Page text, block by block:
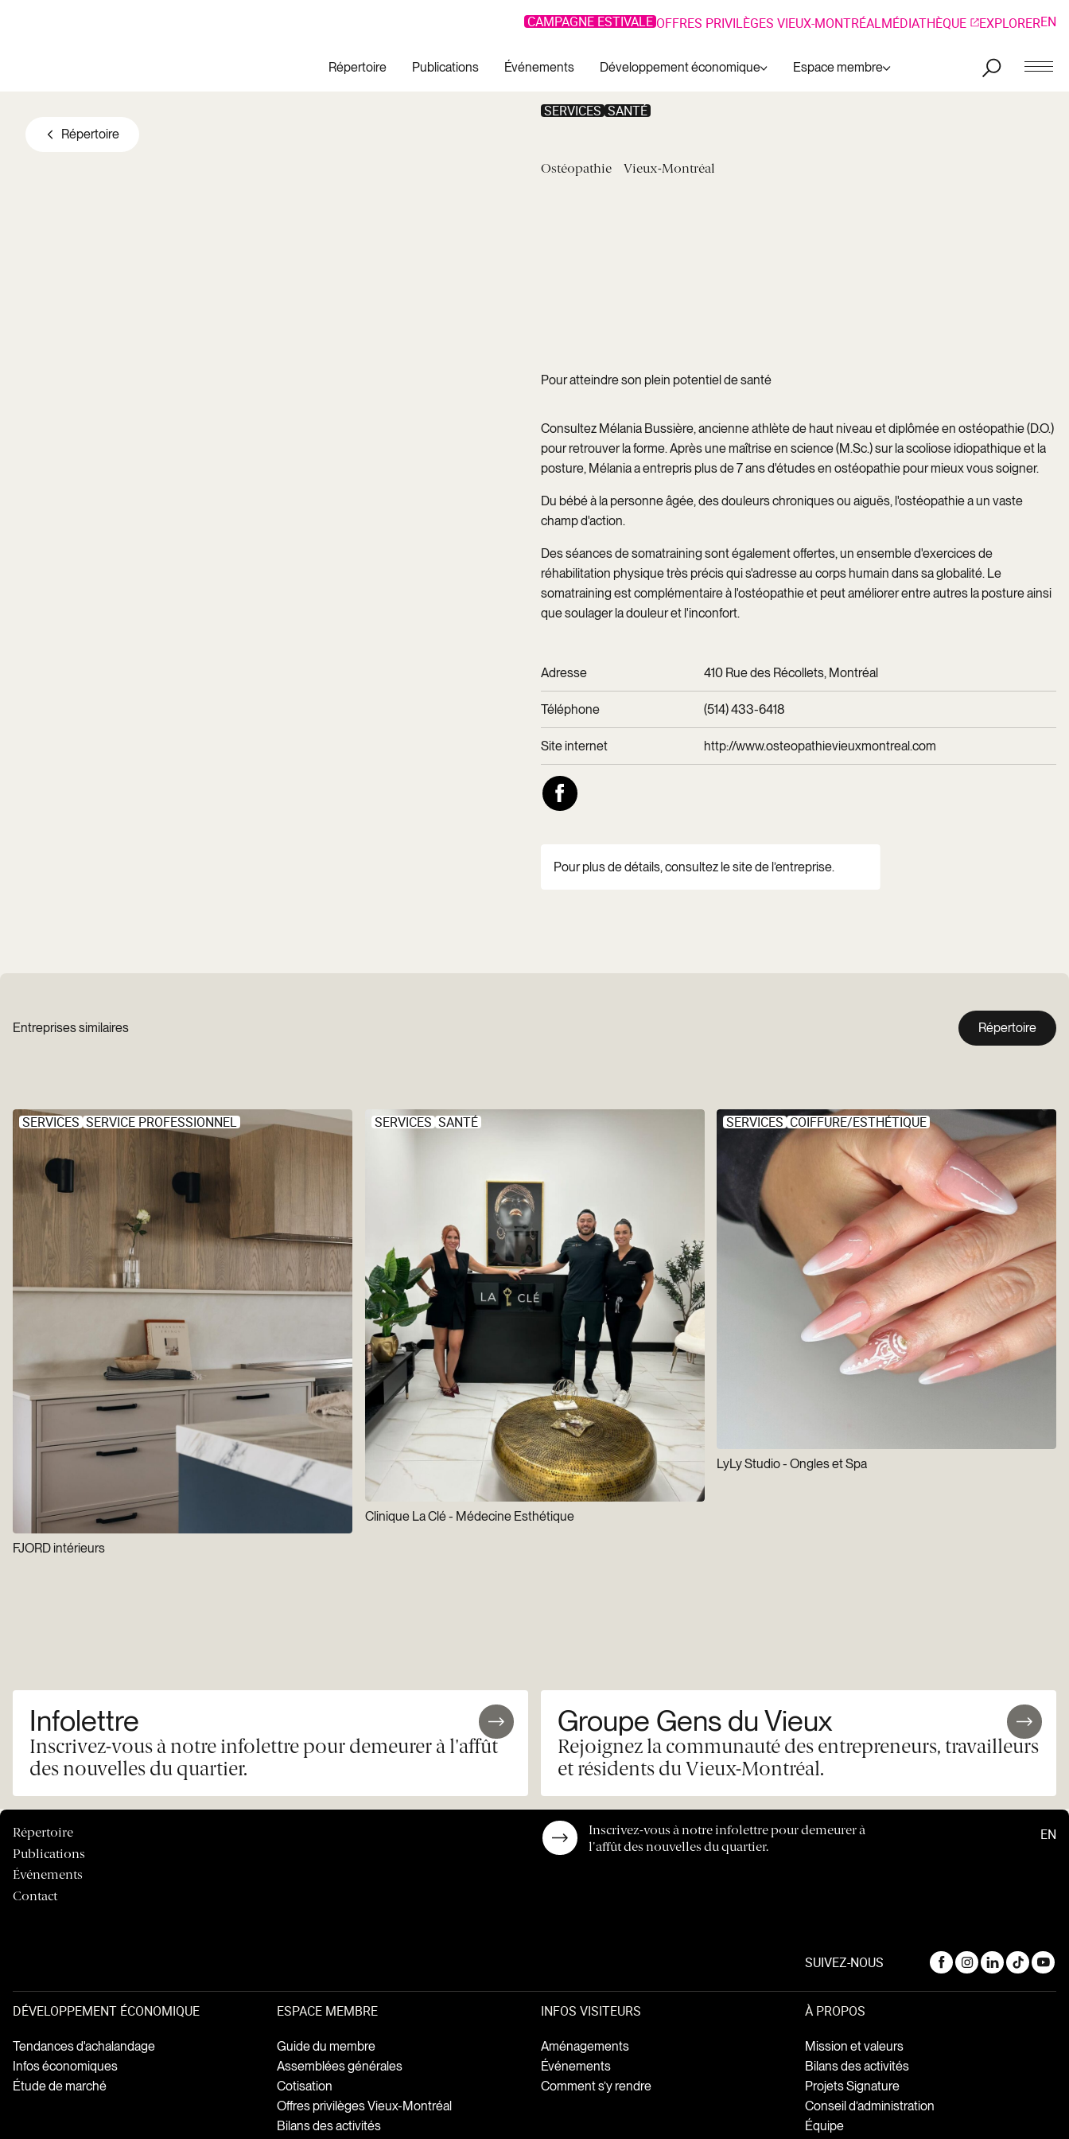
CAMPAGNE ESTIVALE OFFRES PRIVILÈGES VIEUX-MONTRÉAL MÉDIATHÈQUE EXPLOREREN
Répertoire Publications Événements Développement économique Espace membre
Répertoire
SERVICES SANTÉ
Ostéopathie Vieux-Montréal
Pour atteindre son plein potentiel de santé
Consultez Mélania Bussière, ancienne athlète de haut niveau et diplômée en ostéopathie (D.O.)
pour retrouver la forme. Après une maîtrise en science (M.Sc.) sur la scoliose idiopathique et la
posture, Mélania a entrepris plus de 7 ans d'études en ostéopathie pour mieux vous soigner.
Du bébé à la personne âgée, des douleurs chroniques ou aiguës, l'ostéopathie a un vaste
champ d'action.
Des séances de somatraining sont également offertes, un ensemble d'exercices de
réhabilitation physique très précis qui s'adresse au corps humain dans sa globalité. Le
somatraining est complémentaire à l'ostéopathie et peut améliorer entre autres la posture ainsi
que soulager la douleur et l'inconfort.
Adresse 410 Rue des Récollets, Montréal
Téléphone (514) 433-6418
Site internet http://www.osteopathievieuxmontreal.com
Pour plus de détails, consultez le site de l’entreprise.
Entreprises similaires Répertoire
SERVICES SERVICE PROFESSIONNEL
FJORD intérieurs
SERVICES SANTÉ
Clinique La Clé - Médecine Esthétique
SERVICES COIFFURE/ESTHÉTIQUE
LyLy Studio - Ongles et Spa
Infolettre
Inscrivez-vous à notre infolettre pour demeurer à l'affût
des nouvelles du quartier.
Groupe Gens du Vieux
Rejoignez la communauté des entrepreneurs, travailleurs
et résidents du Vieux-Montréal.
Répertoire
Publications
Événements
Contact
Inscrivez-vous à notre infolettre pour demeurer à
l'affût des nouvelles du quartier.
EN
SUIVEZ-NOUS
DÉVELOPPEMENT ÉCONOMIQUE
Tendances d'achalandage
Infos économiques
Étude de marché
ESPACE MEMBRE
Guide du membre
Assemblées générales
Cotisation
Offres privilèges Vieux-Montréal
Bilans des activités
INFOS VISITEURS
Aménagements
Événements
Comment s’y rendre
À PROPOS
Mission et valeurs
Bilans des activités
Projets Signature
Conseil d’administration
Équipe